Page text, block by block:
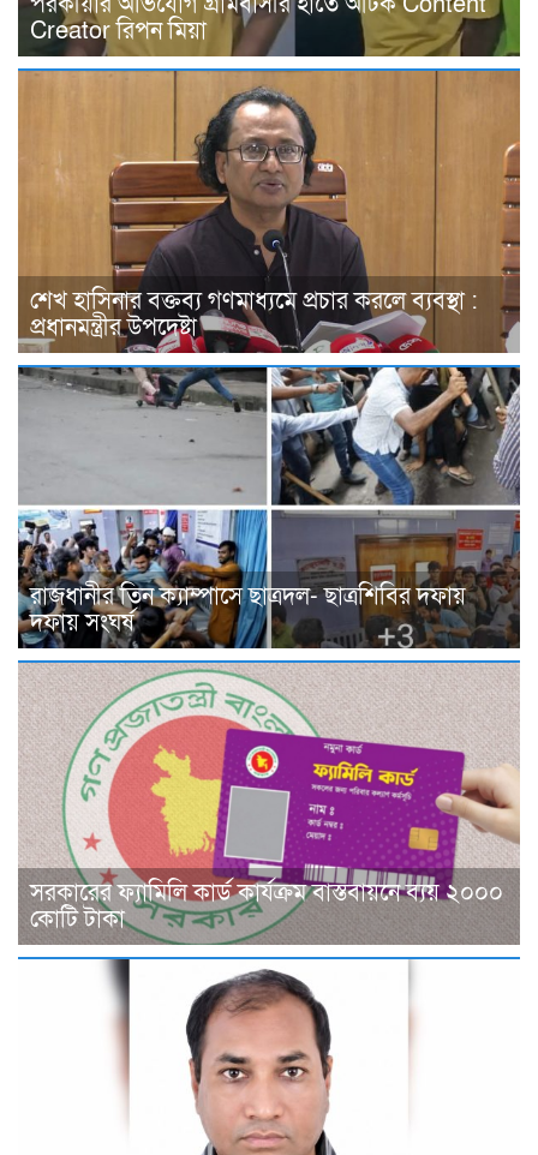
Creator রিপন মিয়া
শেখ হাসিনার বক্তব্য গণমাধ্যমে প্রচার করলে ব্যবস্থা :
প্রধানমন্ত্রীর উপদেষ্টা
রাজধানীর তিন ক্যাম্পাসে ছাত্রদল- ছাত্রশিবির দফায়
দফায় সংঘর্ষ
সরকারের ফ্যামিলি কার্ড কার্যক্রম বাস্তবায়নে ব্যয় ২০০০
কোটি টাকা